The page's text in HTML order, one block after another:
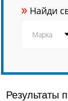
» Найди
Результаты